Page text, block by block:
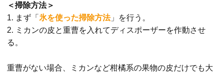
＜掃除方法＞
1. まず「 氷を使った掃除方法」を行う。
2. ミカンの皮と重曹を入れてディスポーザーを作動させ
る。
重曹がない場合、ミカンなど柑橘系の果物の皮だけでも大